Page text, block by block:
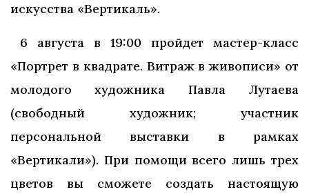
искусства «Вертикаль».
6 августа в 19:00 пройдет мастер-класс
«Портрет в квадрате. Витраж в живописи» от
молодого художника Павла Лутаева
(свободный художник; участник
персональной выставки в рамках
«Вертикали»). При помощи всего лишь трех
цветов вы сможете создать настоящую